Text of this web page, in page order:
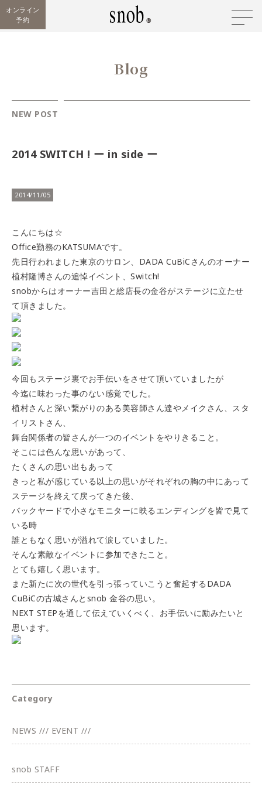
オンライン
予約
Blog
NEW POST
2014 SWITCH ! ー in side ー
2014/11/05
こんにちは☆
Office勤務のKATSUMAです。
先日行われました東京のサロン、DADA CuBiCさんのオーナー
植村隆博さんの追悼イベント、Switch!
snobからはオーナー吉田と総店長の金谷がステージに立たせ
て頂きました。
今回もステージ裏でお手伝いをさせて頂いていましたが
今迄に味わった事のない感覚でした。
植村さんと深い繋がりのある美容師さん達やメイクさん、スタ
イリストさん、
舞台関係者の皆さんが一つのイベントをやりきること。
そこには色んな思いがあって、
たくさんの思い出もあって
きっと私が感じている以上の思いがそれぞれの胸の中にあって
ステージを終えて戻ってきた後、
バックヤードで小さなモニターに映るエンディングを皆で見て
いる時
誰ともなく思いが溢れて涙していました。
そんな素敵なイベントに参加できたこと。
とても嬉しく思います。
また新たに次の世代を引っ張っていこうと奮起するDADA
CuBiCの古城さんとsnob 金谷の思い。
NEXT STEPを通して伝えていくべく、お手伝いに励みたいと
思います。
Category
NEWS /// EVENT ///
snob STAFF